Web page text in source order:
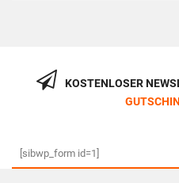
KOSTENLOSER
[sibwp_form id=1]